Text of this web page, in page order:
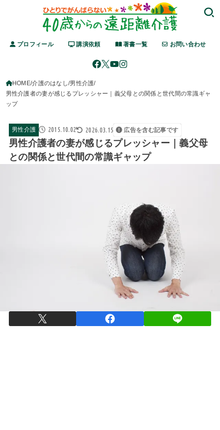
プロフィール 講演依頼 著書一覧 お問い合わせ
HOME 介護のはなし 男性介護
男性介護者の妻が感じるプレッシャー｜義父母との関係と世代間の常識ギャ
ップ
男性介護 2015.10.02 2026.03.15 広告を含む記事です
男性介護者の妻が感じるプレッシャー｜義父母
との関係と世代間の常識ギャップ